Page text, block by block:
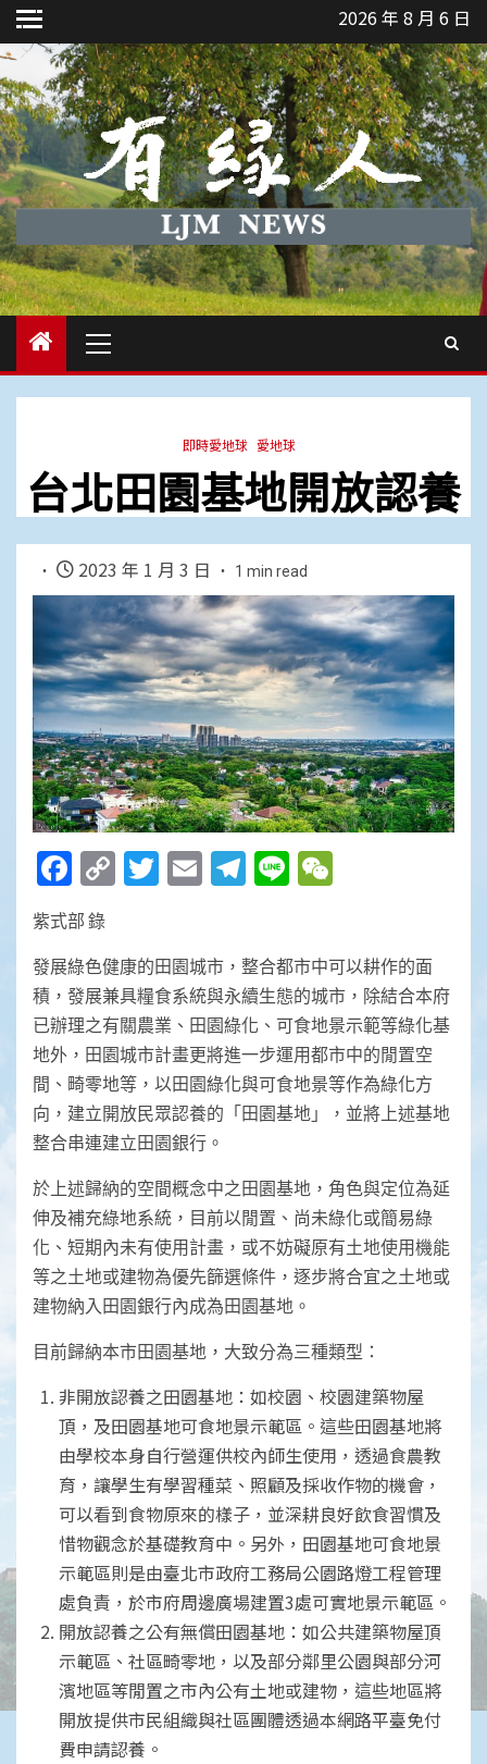
Skip
to
content
2026 年 8 月 6 日
Menu
即時愛地球 愛地球
台北田園基地開放認養
2023 年 1 月 3 日 1 min read
Facebook
CopyTwitter
EmailTelegram
Line
紫式部 錄
發展綠色健康的田園城市，整合都市中可以耕作的面
積，發展兼具糧食系統與永續生態的城市，除結合本府
已辦理之有關農業、田園綠化、可食地景示範等綠化基
地外，田園城市計畫更將進一步運用都市中的閒置空
間、畸零地等，以田園綠化與可食地景等作為綠化方
向，建立開放民眾認養的「田園基地」，並將上述基地
整合串連建立田園銀行。
於上述歸納的空間概念中之田園基地，角色與定位為延
伸及補充綠地系統，目前以閒置、尚未綠化或簡易綠
化、短期內未有使用計畫，或不妨礙原有土地使用機能
等之土地或建物為優先篩選條件，逐步將合宜之土地或
建物納入田園銀行內成為田園基地。
目前歸納本市田園基地，大致分為三種類型：
非開放認養之田園基地：如校園、校園建築物屋
頂，及田園基地可食地景示範區。這些田園基地將
由學校本身自行營運供校內師生使用，透過食農教
育，讓學生有學習種菜、照顧及採收作物的機會，
可以看到食物原來的樣子，並深耕良好飲食習慣及
惜物觀念於基礎教育中。另外，田園基地可食地景
示範區則是由臺北市政府工務局公園路燈工程管理
處負責，於市府周邊廣場建置3處可實地景示範區。
開放認養之公有無償田園基地：如公共建築物屋頂
示範區、社區畸零地，以及部分鄰里公園與部分河
濱地區等閒置之市內公有土地或建物，這些地區將
開放提供市民組織與社區團體透過本網路平臺免付
費申請認養。